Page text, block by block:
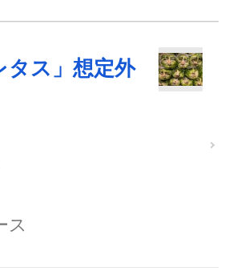
タス」想定外
ス